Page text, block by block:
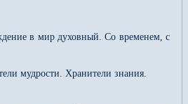
в мир духовный. Со временем, с
мудрости. Хранители знания.